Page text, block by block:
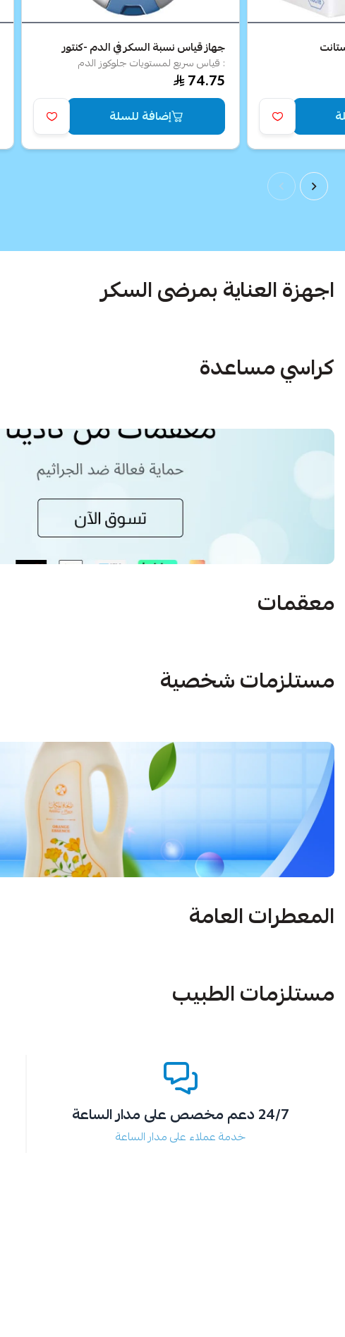
جهاز قياس نسبة السكر في الدم -كنتور
: قياس سريع لمستويات جلوكوز الدم
74.75
إضافة للسلة
اجهزة العناية بمرضى السكر
كراسي مساعدة
معقمات
مستلزمات شخصية
المعطرات العامة
مستلزمات الطبيب
24/7 دعم مخصص على مدار الساعة
خدمة عملاء على مدار الساعة